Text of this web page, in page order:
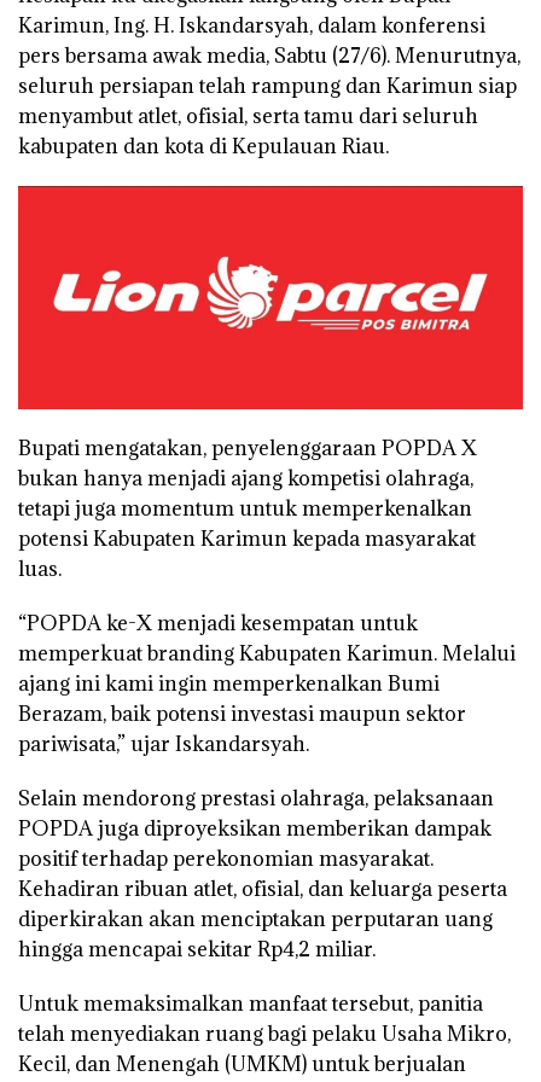
Karimun, Ing. H. Iskandarsyah, dalam konferensi
pers bersama awak media, Sabtu (27/6). Menurutnya,
seluruh persiapan telah rampung dan Karimun siap
menyambut atlet, ofisial, serta tamu dari seluruh
kabupaten dan kota di Kepulauan Riau.
Bupati mengatakan, penyelenggaraan POPDA X
bukan hanya menjadi ajang kompetisi olahraga,
tetapi juga momentum untuk memperkenalkan
potensi Kabupaten Karimun kepada masyarakat
luas.
“POPDA ke-X menjadi kesempatan untuk
memperkuat branding Kabupaten Karimun. Melalui
ajang ini kami ingin memperkenalkan Bumi
Berazam, baik potensi investasi maupun sektor
pariwisata,” ujar Iskandarsyah.
Selain mendorong prestasi olahraga, pelaksanaan
POPDA juga diproyeksikan memberikan dampak
positif terhadap perekonomian masyarakat.
Kehadiran ribuan atlet, ofisial, dan keluarga peserta
diperkirakan akan menciptakan perputaran uang
hingga mencapai sekitar Rp4,2 miliar.
Untuk memaksimalkan manfaat tersebut, panitia
telah menyediakan ruang bagi pelaku Usaha Mikro,
Kecil, dan Menengah (UMKM) untuk berjualan